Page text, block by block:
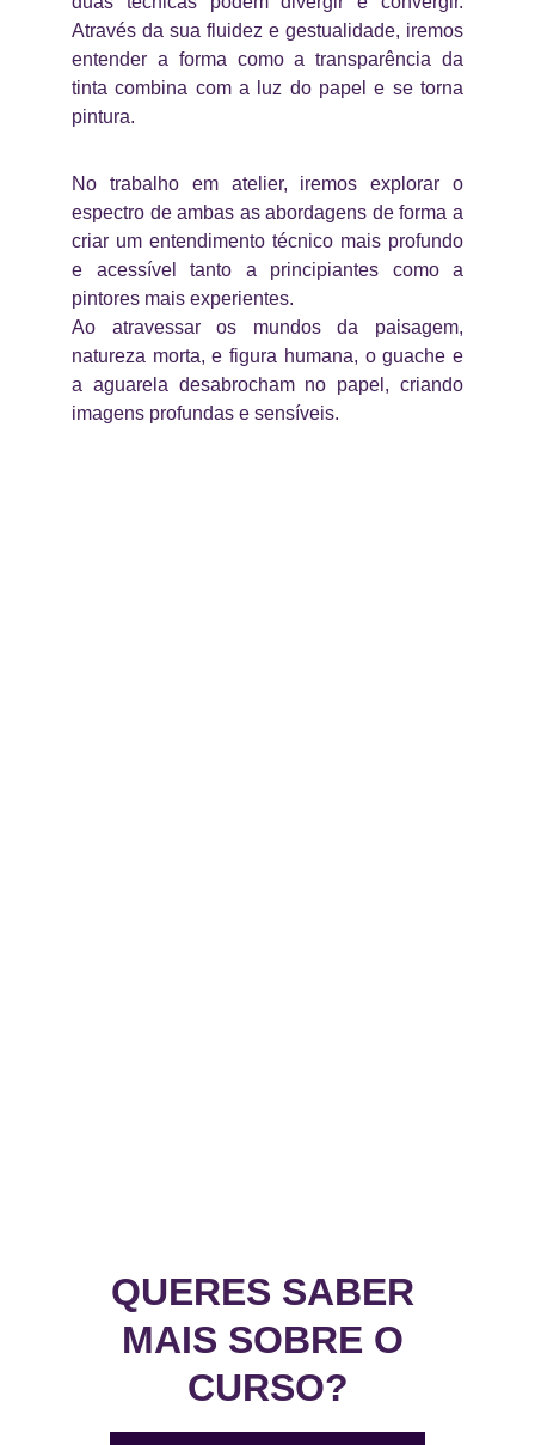
Através da sua fluidez e gestualidade, iremos
entender a forma como a transparência da
tinta combina com a luz do papel e se torna
pintura.
No trabalho em atelier, iremos explorar o
espectro de ambas as abordagens de forma a
criar um entendimento técnico mais profundo
e acessível tanto a principiantes como a
pintores mais experientes.
Ao atravessar os mundos da paisagem,
natureza morta, e figura humana, o guache e
a aguarela desabrocham no papel, criando
imagens profundas e sensíveis.
QUERES SABER
MAIS SOBRE O
CURSO?